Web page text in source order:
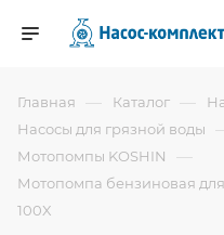
Главная — Каталог —
Насосы для грязной воды
Мотопомпы KOSHIN —
Мотопомпа бензиновая
100X